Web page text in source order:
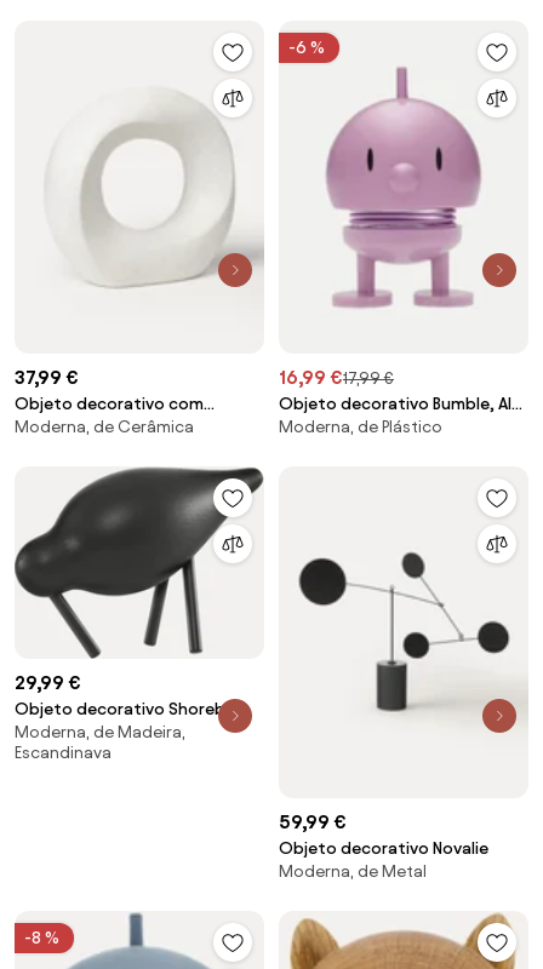
37,99 €
Objeto decorativo com
aspeto de areia Olena
Moderna, de Cerâmica
-6 %
16,99 €17,99 €
Objeto decorativo Bumble, Alt
8 cm
Moderna, de Plástico
29,99 €
Objeto decorativo Shorebird
Moderna, de Madeira,
Escandinava
59,99 €
Objeto decorativo Novalie
Moderna, de Metal
-8 %